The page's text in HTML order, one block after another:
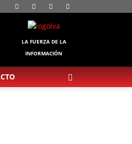
LA FUERZA DE LA
INFORMACIÓN